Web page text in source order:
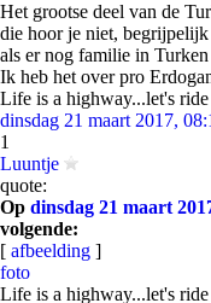
Het grootse deel van de
die hoor je niet, begrijpelijk
als er nog familie in
Ik heb het over pro
Life is a highway...let's
dinsdag 21 maart 2017,
1
Luuntje
quote:
Op dinsdag 21 maart
volgende:
[ afbeelding ]
foto
Life is a highway...let's